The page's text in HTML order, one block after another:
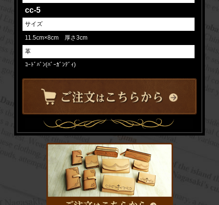
cc-5
サイズ
11.5cm×8cm 厚さ3cm
革
ｺｰﾄﾞﾊﾞﾝ(ﾊﾞｰｶﾞﾝﾃﾞｨ)